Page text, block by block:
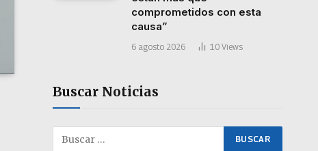
comprometidos con esta
causa”
6 agosto 2026 10 Views
Buscar Noticias